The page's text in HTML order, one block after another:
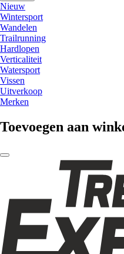
Nieuw
Wintersport
Wandelen
Trailrunning
Hardlopen
Verticaliteit
Watersport
Vissen
Uitverkoop
Merken
Toevoegen aan